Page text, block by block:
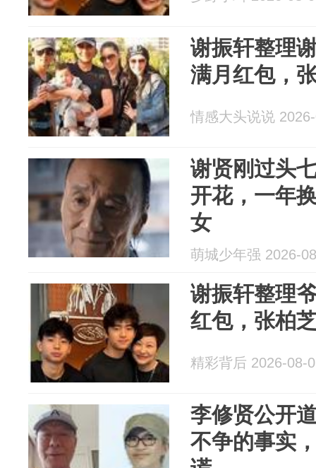
谢振轩整理
满月红包，
情感大头说说
谢贤刚过头
开花，一年
女
萌城少年强 2026-
谢振轩整理
红包，张柏
精彩背后 2026-08-
李修贤公开
不争的事实